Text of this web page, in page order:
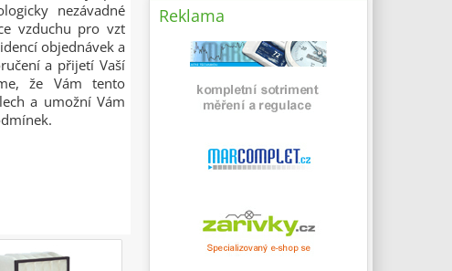
nezávadné
vzduchu pro vzt
objednávek a
a přijetí Vaší
že Vám tento
a umožní Vám
Reklama